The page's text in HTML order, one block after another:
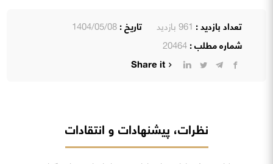
تعداد بازدید :
تاریخ :1404/05/08
شماره مطلب :20464
Share it
نظرات، پیشنهادات و انتقادات